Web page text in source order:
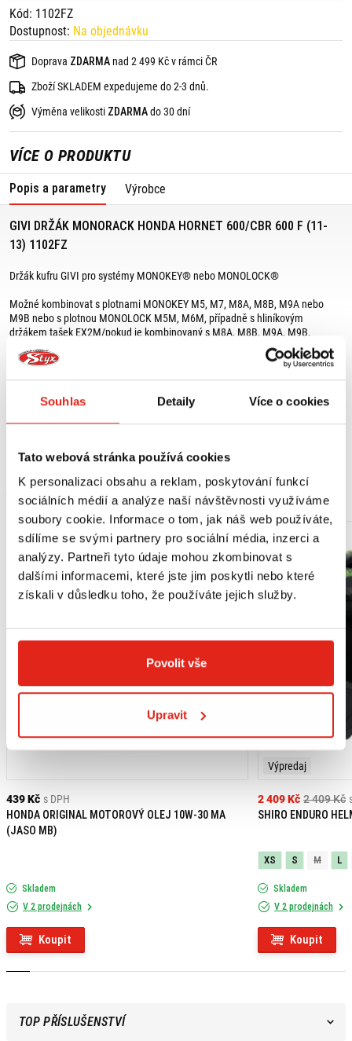
Souhlas Detaily Více o cookies
Tato webová stránka používá cookies
K personalizaci obsahu a reklam, poskytování funkcí
sociálních médií a analýze naší návštěvnosti využíváme
soubory cookie. Informace o tom, jak náš web používáte,
sdílíme se svými partnery pro sociální média, inzerci a
analýzy. Partneři tyto údaje mohou zkombinovat s
dalšími informacemi, které jste jim poskytli nebo které
získali v důsledku toho, že používáte jejich služby.
Povolit vše
Upravit
Kód: 1102FZ
Dostupnost: Na objednávku
Doprava ZDARMA nad 2 499 Kč v rámci ČR
Zboží SKLADEM expedujeme do 2-3 dnů.
Výměna velikosti ZDARMAdo 30 dní
VÍCE O PRODUKTU
Popis a parametry Výrobce
GIVI DRŽÁK MONORACK HONDA HORNET 600/CBR 600 F (11-
13) 1102FZ
Držák kufru GIVI pro systémy MONOKEY® nebo MONOLOCK®
Možné kombinovat s plotnami MONOKEY M5, M7, M8A, M8B, M9A nebo
M9B nebo s plotnou MONOLOCK M5M, M6M, případně s hliníkovým
držákem tašek EX2M/pokud je kombinovaný s M8A, M8B, M9A, M9B,
neumožňuje montáž soupravy brzdových světel nebo dálkového ovládání
zamykání horního kufru.
MOHLO BY SE VÁM LÍBIT
439 Kč s DPH
HONDA ORIGINAL MOTOROVÝ OLEJ 10W-30 MA
(JASO MB)
Skladem
V 2 prodejnách
Koupit
Výpredaj
2 409 Kč
2 409 Kč
SHIRO ENDURO
XS S M L
Skladem
V 2 prodejnách
Koupit
TOP PŘÍSLUŠENSTVÍ